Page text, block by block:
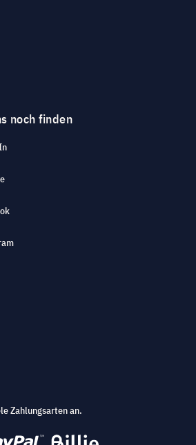
noch finden
Zahlungsarten an.